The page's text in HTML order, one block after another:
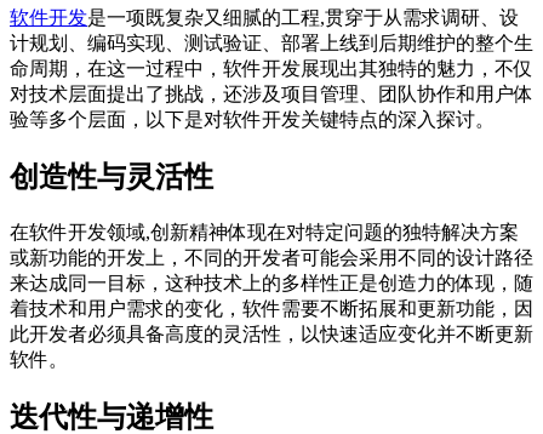
软件开发是一项既复杂又细腻的工程,贯穿于从需求调研、设
计规划、编码实现、测试验证、部署上线到后期维护的整个生
命周期，在这一过程中，软件开发展现出其独特的魅力，不仅
对技术层面提出了挑战，还涉及项目管理、团队协作和用户体
验等多个层面，以下是对软件开发关键特点的深入探讨。
创造性与灵活性
在软件开发领域,创新精神体现在对特定问题的独特解决方案
或新功能的开发上，不同的开发者可能会采用不同的设计路径
来达成同一目标，这种技术上的多样性正是创造力的体现，随
着技术和用户需求的变化，软件需要不断拓展和更新功能，因
此开发者必须具备高度的灵活性，以快速适应变化并不断更新
软件。
迭代性与递增性